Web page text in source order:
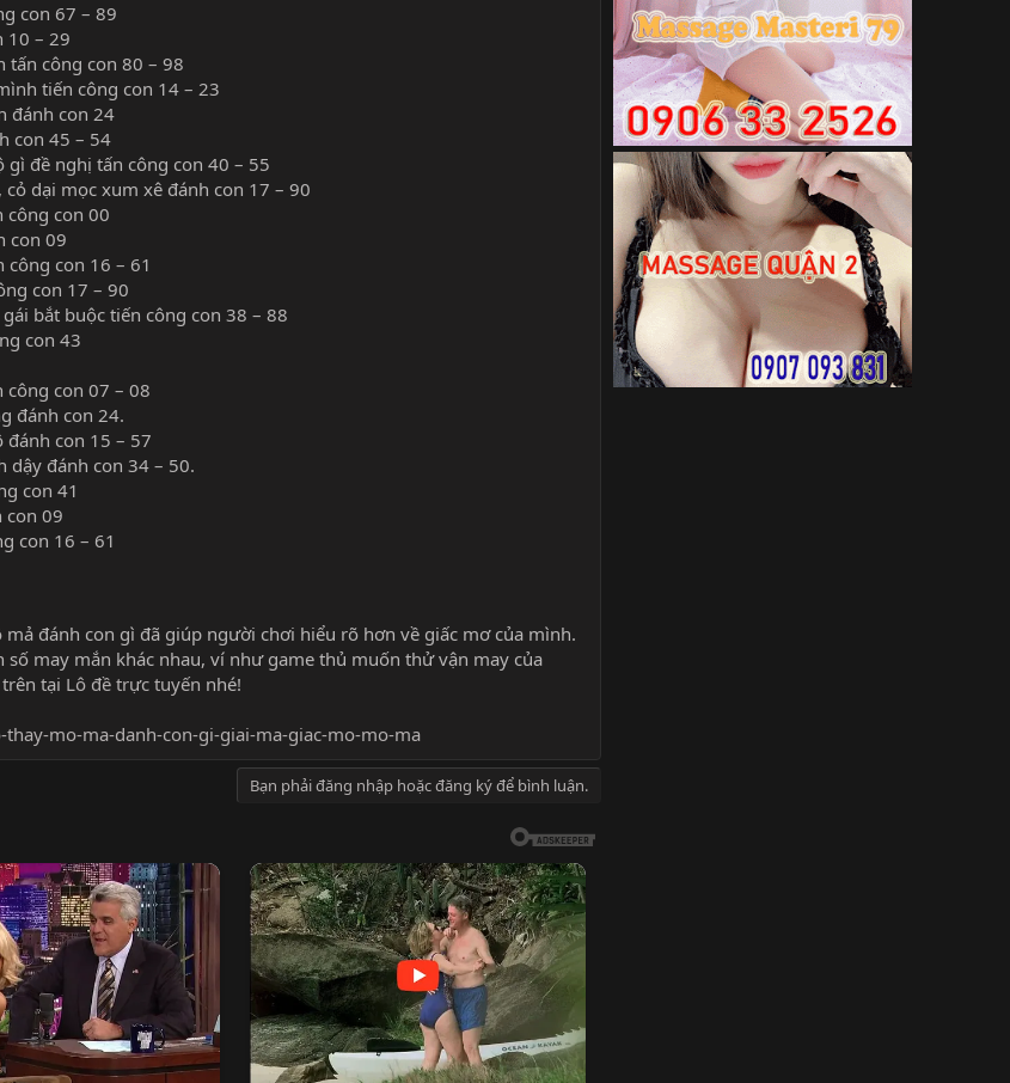
con 67 – 89
10 – 29
công con 80 – 98
tiến công con 14 – 23
đánh con 24
con 45 – 54
đề nghị tấn công con 40 – 55
dại mọc xum xê đánh con 17 – 90
công con 00
con 09
con 16 – 61
con 17 – 90
bắt buộc tiến công con 38 – 88
con 43
con 07 – 08
đánh con 24.
con 15 – 57
đánh con 34 – 50.
con 41
con 09
con 16 – 61
đánh con gì đã giúp người chơi hiểu rõ hơn về giấc mơ của mình.
số may mắn khác nhau, ví như game thủ muốn thử vận may của
tại Lô đề trực tuyến nhé!
mo-ma-danh-con-gi-giai-ma-giac-mo-mo-ma
Bạn phải đăng nhập hoặc đăng ký để bình luận.